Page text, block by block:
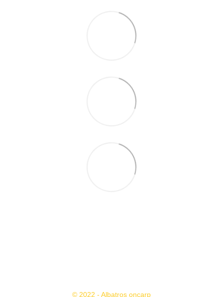
© 2022 - Albatros oncarp